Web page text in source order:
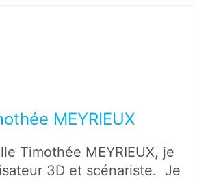
MEYRIEUX
Timothée MEYRIEUX, je
3D et scénariste. Je